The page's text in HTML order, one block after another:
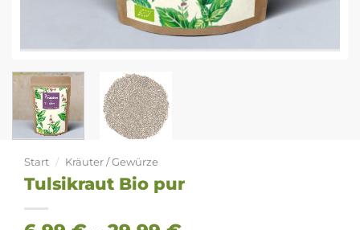
Start / Kräuter / Gewürze
Tulsikraut Bio pur